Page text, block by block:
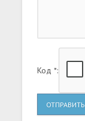
Код *:
ОТПРАВИТЬ